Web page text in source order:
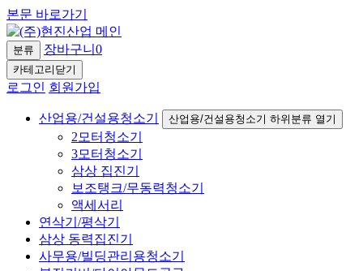
본문 바로가기
분류 장바구니 0
카테고리닫기
로그인 회원가입
산업용/건설용청소기 산업용/건설용청소기 하위분류 열기
2모터청소기
3모터청소기
삼상 집진기
보조탱크/무동력청소기
액세서리
연삭기/평삭기
삼상 동력집진기
사무용/빌딩관리용청소기